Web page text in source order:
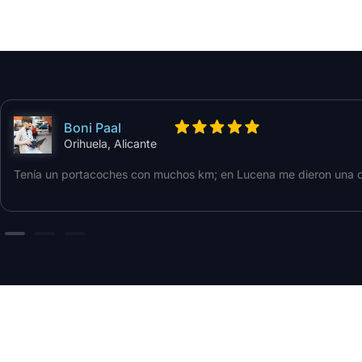
Boni Paal
Orihuela, Alicante
Tenía un portacoches con muchos km; en Lucena me dieron una